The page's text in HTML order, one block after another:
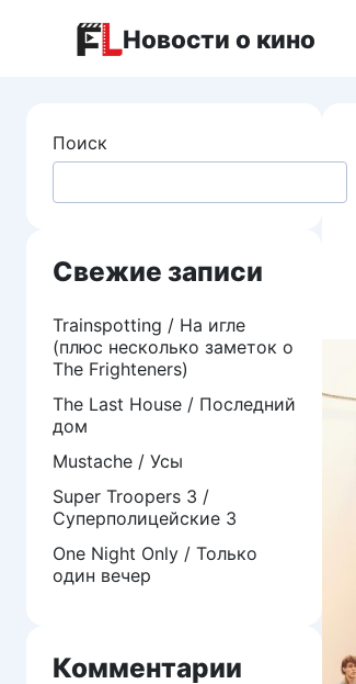
Новости о кино
Поиск
Свежие записи
Trainspotting / На игле
(плюс несколько заметок о
The Frighteners)
The Last House / Последний
дом
Mustache / Усы
Super Troopers 3 /
Суперполицейские 3
One Night Only / Только
один вечер
Комментарии